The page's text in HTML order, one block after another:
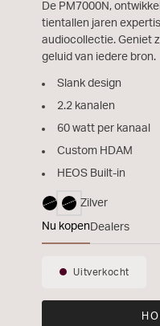
De PM7000N,
tientallen jaren
audiocollectie. Geniet
geluid van iedere bron.
Slank design
2.2 kanalen
60 watt per kanaal
Custom HDAM
HEOS Built-in
geselecteerd
Zilver
Nu kopen Dealers
Uitverkocht